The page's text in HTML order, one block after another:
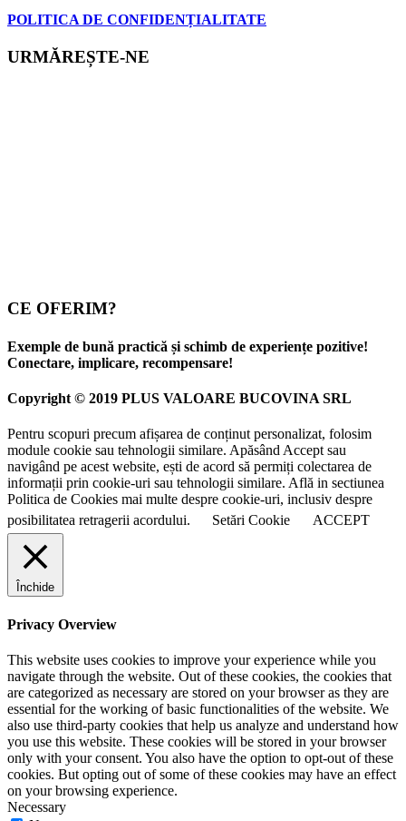
POLITICA DE CONFIDENȚIALITATE
URMĂREȘTE-NE
CE OFERIM?
Exemple de bună practică și schimb de experiențe pozitive!
Conectare, implicare, recompensare!
Copyright © 2019 PLUS VALOARE BUCOVINA SRL
Pentru scopuri precum afișarea de conținut personalizat, folosim
module cookie sau tehnologii similare. Apăsând Accept sau
navigând pe acest website, ești de acord să permiți colectarea de
informații prin cookie-uri sau tehnologii similare. Află in sectiunea
Politica de Cookies mai multe despre cookie-uri, inclusiv despre
posibilitatea retragerii acordului.
Setări Cookie ACCEPT
Închide
Privacy Overview
This website uses cookies to improve your experience while you
navigate through the website. Out of these cookies, the cookies that
are categorized as necessary are stored on your browser as they are
essential for the working of basic functionalities of the website. We
also use third-party cookies that help us analyze and understand how
you use this website. These cookies will be stored in your browser
only with your consent. You also have the option to opt-out of these
cookies. But opting out of some of these cookies may have an effect
on your browsing experience.
Necessary